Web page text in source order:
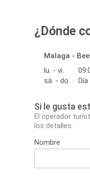
¿Dónde
Malaga -
lu. - vi.
sá. - do.
Si le gusta
El operador
los detalles.
Nombre